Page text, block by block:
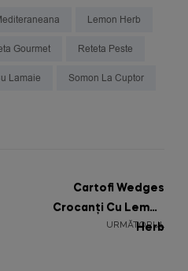
Lemon Herb
Gourmet Reteta Peste
Lamaie Somon La Cuptor
URMĂTORUL
Cartofi Wedges
Crocanți Cu Lemon
Herb